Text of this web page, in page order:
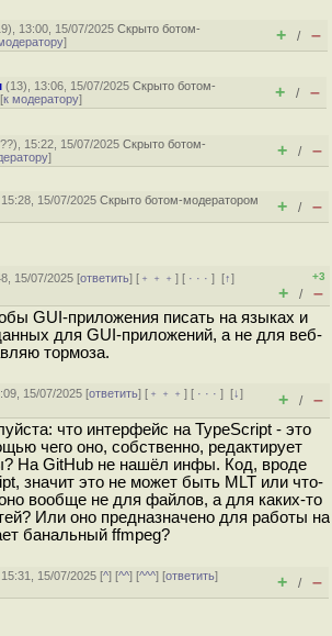
), 13:00, 15/07/2025Скрыто ботом-
] + / –
(13), 13:06, 15/07/2025Скрыто ботом-
к модератору] + / –
??), 15:22, 15/07/2025Скрыто ботом-
] + / –
15/07/2025Скрыто ботом-модератором
+ / –
15/07/2025 [ответить] [ ﹢﹢﹢] [ · · ·][↑]
+3
+ / –
GUI-приложения писать на языках и
для GUI-приложений, а не для веб-
тормоза.
15/07/2025 [ответить] [ ﹢﹢﹢] [ · · ·][↓]
+ / –
что интерфейс на TypeScript - это
чего оно, собственно, редактирует
На GitHub не нашёл инфы. Код, вроде
значит это не может быть MLT или что-
вообще не для файлов, а для каких-то
Или оно предназначено для работы на
банальный ffmpeg?
15/07/2025 [^] [^^] [^^^] [ответить]
+ / –